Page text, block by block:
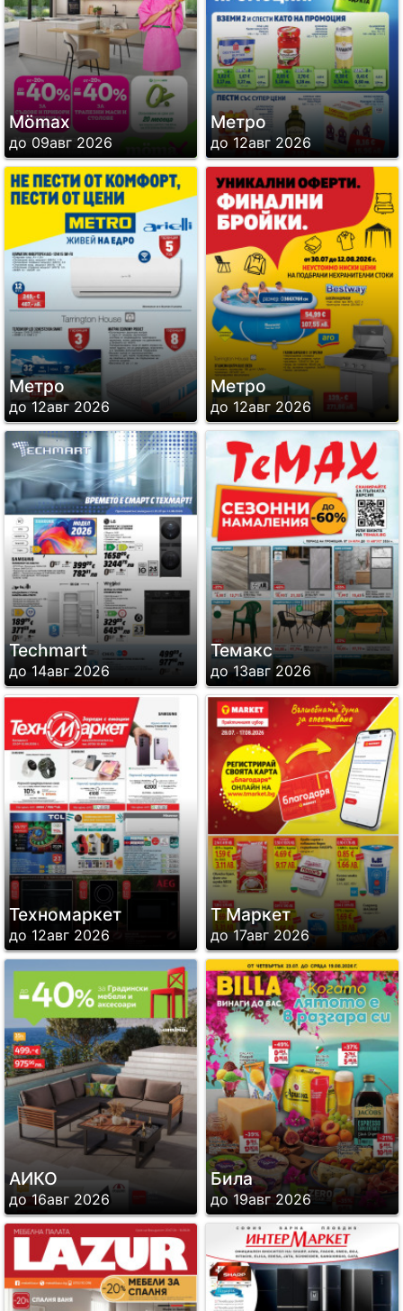
Mömax
до 09авг 2026
Метро
до 12авг 2026
Метро
до 12авг 2026
Метро
до 12авг 2026
Techmart
до 14авг 2026
Темакс
до 13авг 2026
Техномаркет
до 12авг 2026
Т Маркет
до 17авг 2026
АИКО
до 16авг 2026
Била
до 19авг 2026